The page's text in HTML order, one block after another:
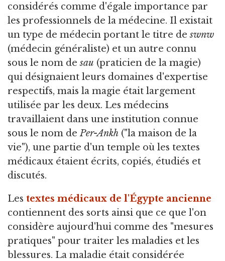
considérés comme d'égale importance par
les professionnels de la médecine. Il existait
un type de médecin portant le titre deswnw
(médecin généraliste) et un autre connu
sous le nom desau (praticien de la magie)
qui désignaient leurs domaines d'expertise
respectifs, mais la magie était largement
utilisée par les deux. Les médecins
travaillaient dans une institution connue
sous le nom dePer-Ankh ("la maison de la
vie"), une partie d'un temple où les textes
médicaux étaient écrits, copiés, étudiés et
discutés.
Les textes médicaux de l'Égypte ancienne
contiennent des sorts ainsi que ce que l'on
considère aujourd'hui comme des "mesures
pratiques" pour traiter les maladies et les
blessures. La maladie était considérée